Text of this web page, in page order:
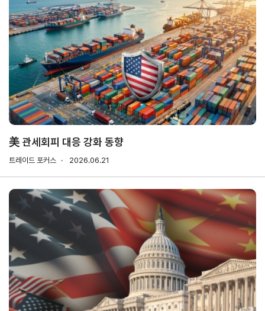
기업전용
회원
사검
색
사가
입
기업
정보
관리
무역
업고
유번
호
발급
자사
정보
조회
신청
회비
납부
현황
회비
납부
Utility
신문
고
홈
이용
약관
개인
정보
처리
방침
저작
권
정책
이메
일주
소무
단수
美 관세회피 대응 강화 동향
트레이드 포커스 2026.06.21